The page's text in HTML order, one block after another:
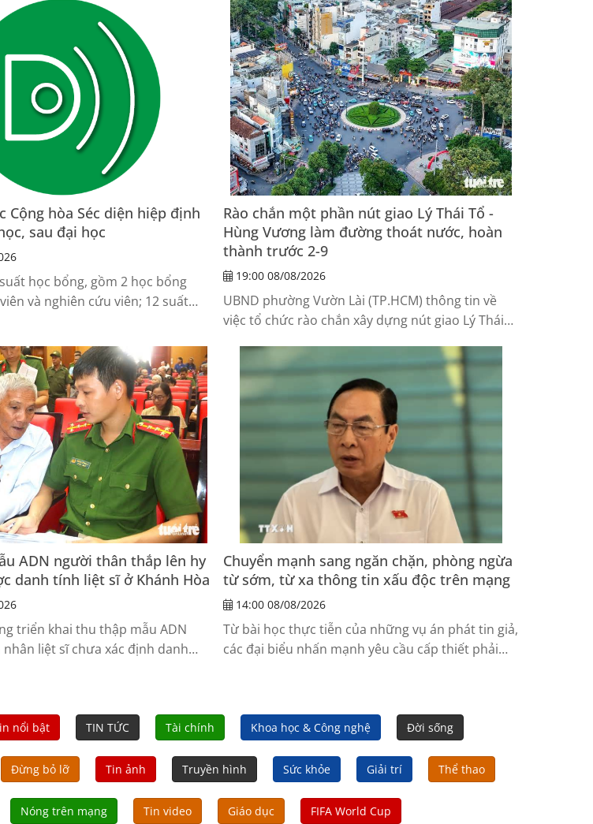
đối với nhiệm vụ xây dựng
khỏe toàn dân, mà còn trở thành mô hình để
nhiều địa phương tham khảo.
Cộng hòa Séc diện hiệp định
sau đại học
học bổng, gồm 2 học bổng
và nghiên cứu viên; 12 suất
Rào chắn một phần nút giao Lý Thái Tổ -
Hùng Vương làm đường thoát nước, hoàn
thành trước 2-9
19:00 08/08/2026
UBND phường Vườn Lài (TP.HCM) thông tin về
việc tổ chức rào chắn xây dựng nút giao Lý Thái
ghi nhận tình trạng ùn tắc giao thông.
ADN người thân thắp lên hy
danh tính liệt sĩ ở Khánh Hòa
triển khai thu thập mẫu ADN
nhân liệt sĩ chưa xác định danh
Chuyển mạnh sang ngăn chặn, phòng ngừa
từ sớm, từ xa thông tin xấu độc trên mạng
14:00 08/08/2026
Từ bài học thực tiễn của những vụ án phát tin giả,
các đại biểu nhấn mạnh yêu cầu cấp thiết phải
nổi bật TIN TỨC Tài chính Khoa học & Công nghệ Đời sống
Đừng bỏ lỡ Tin ảnh Truyền hình Sức khỏe Giải trí Thể thao
Nóng trên mạng Tin video Giáo dục FIFA World Cup